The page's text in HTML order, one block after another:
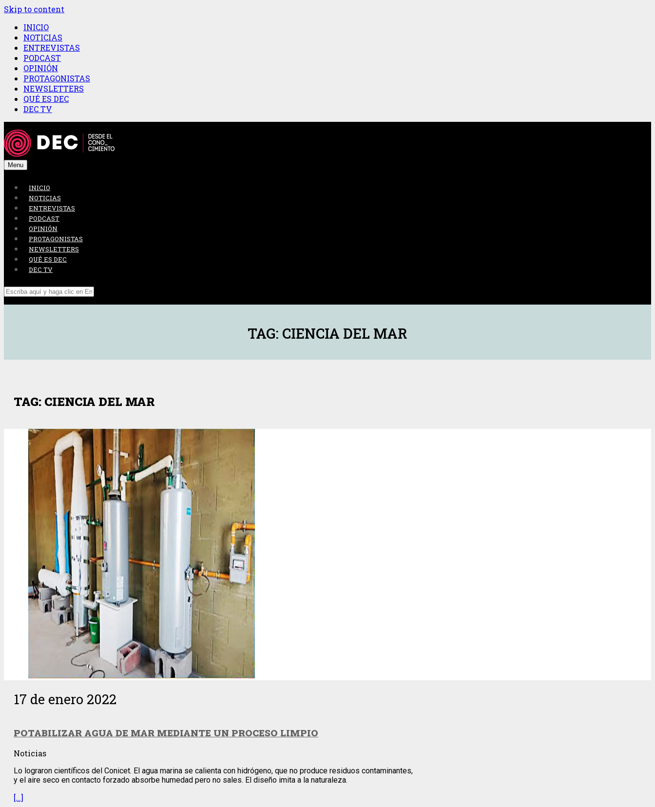
Skip to content
INICIO
NOTICIAS
ENTREVISTAS
PODCAST
OPINIÓN
PROTAGONISTAS
NEWSLETTERS
QUÉ ES DEC
DEC TV
Menu
INICIO
NOTICIAS
ENTREVISTAS
PODCAST
OPINIÓN
PROTAGONISTAS
NEWSLETTERS
QUÉ ES DEC
DEC TV
TAG: CIENCIA DEL MAR
TAG: CIENCIA DEL MAR
17 de enero 2022
POTABILIZAR AGUA DE MAR MEDIANTE UN PROCESO LIMPIO
Noticias
Lo lograron científicos del Conicet. El agua marina se calienta con hidrógeno, que no produce residuos contaminantes,
y el aire seco en contacto forzado absorbe humedad pero no sales. El diseño imita a la naturaleza.
[…]